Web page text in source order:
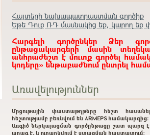
Հայտերի նախապատրաստման գործիք
Եթե Դուք ՌԴ մասնակից եք, կարող եք
Հարգելի գործընկեր Ձեր
ընթացակարգերի մասին
անհրաժեշտ է մուտք գործել
կոդերը» ենթաբաժնում ընտրել
Առավելություններ
Մրցութային փաստաթղթերը հեշտ
հեշտությամբ բեռնվում են ARMEPS համակարգից:
Առգիծ ներկայացման գործընթացը շատ պարզ է,
արագ է, և ուղարկվում է ստացման հաստատում: